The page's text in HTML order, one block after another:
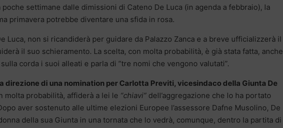
settimane dalle dimissioni di Cateno De Luca (in agenda a febbraio), la
primavera potrebbe diventare una sfida in rosa.
Luca, non si ricandiderà per guidare da Palazzo Zanca e a breve ufficializzerà il
il suo schieramento. La scelta, con molta probabilità, è già stata fatta, anche
corda i suoi alleati e parla di “tre nomi che vengono valutati”.
direzione di una nomination per Carlotta Previti, vicesindaco della Giunta De
molta probabilità, affiderà a lei le “chiavi” dell’aggregazione che lo ha portato
aver sostenuto alle ultime elezioni Europee l’assessore Dafne Musolino, De
della sua Giunta in una tornata che lo vedrà, comunque, dentro la partita di